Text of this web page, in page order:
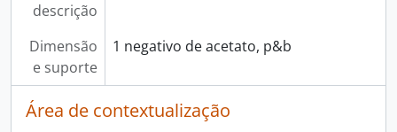
descrição
Dimensão
e suporte
1 negativo de acetato, p&b
Área de contextualização